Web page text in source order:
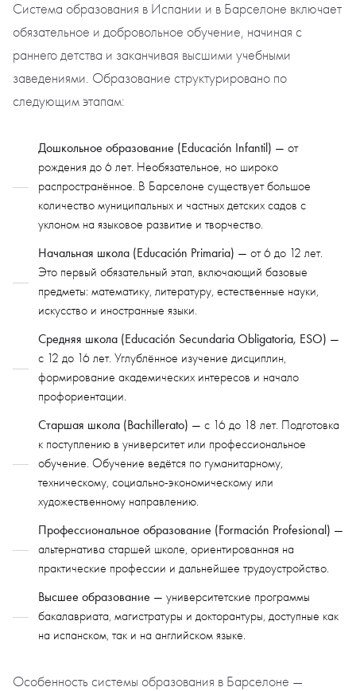
Система образования в Испании и в Барселоне включает
обязательное и добровольное обучение, начиная с
раннего детства и заканчивая высшими учебными
заведениями. Образование структурировано по
следующим этапам:
Дошкольное образование (Educación Infantil) — от
рождения до 6 лет. Необязательное, но широко
распространённое. В Барселоне существует большое
количество муниципальных и частных детских садов с
уклоном на языковое развитие и творчество.
Начальная школа (Educación Primaria) — от 6 до 12 лет.
Это первый обязательный этап, включающий базовые
предметы: математику, литературу, естественные науки,
искусство и иностранные языки.
Средняя школа (Educación Secundaria Obligatoria, ESO) —
с 12 до 16 лет. Углублённое изучение дисциплин,
формирование академических интересов и начало
профориентации.
Старшая школа (Bachillerato) — с 16 до 18 лет. Подготовка
к поступлению в университет или профессиональное
обучение. Обучение ведётся по гуманитарному,
техническому, социально-экономическому или
художественному направлению.
Профессиональное образование (Formación Profesional) —
альтернатива старшей школе, ориентированная на
практические профессии и дальнейшее трудоустройство.
Высшее образование — университетские программы
бакалавриата, магистратуры и докторантуры, доступные как
на испанском, так и на английском языке.
Особенность системы образования в Барселоне —